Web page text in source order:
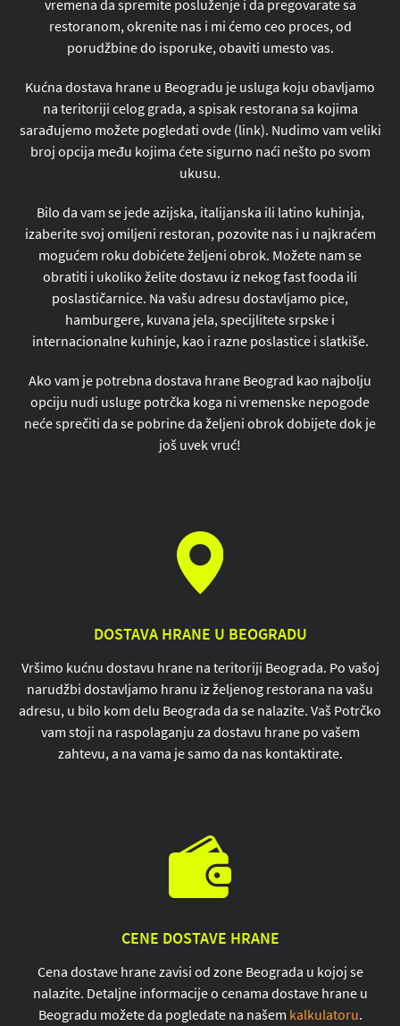
vremena da spremite posluženje i da pregovarate sa
restoranom, okrenite nas i mi ćemo ceo proces, od
porudžbine do isporuke, obaviti umesto vas.
Kućna dostava hrane u Beogradu je usluga koju obavljamo
na teritoriji celog grada, a spisak restorana sa kojima
sarađujemo možete pogledati ovde (link). Nudimo vam veliki
broj opcija među kojima ćete sigurno naći nešto po svom
ukusu.
Bilo da vam se jede azijska, italijanska ili latino kuhinja,
izaberite svoj omiljeni restoran, pozovite nas i u najkraćem
mogućem roku dobićete željeni obrok. Možete nam se
obratiti i ukoliko želite dostavu iz nekog fast fooda ili
poslastičarnice. Na vašu adresu dostavljamo pice,
hamburgere, kuvana jela, specijlitete srpske i
internacionalne kuhinje, kao i razne poslastice i slatkiše.
Ako vam je potrebna dostava hrane Beograd kao najbolju
opciju nudi usluge potrčka koga ni vremenske nepogode
neće sprečiti da se pobrine da željeni obrok dobijete dok je
još uvek vruć!
DOSTAVA HRANE U BEOGRADU
Vršimo kućnu dostavu hrane na teritoriji Beograda. Po vašoj
narudžbi dostavljamo hranu iz željenog restorana na vašu
adresu, u bilo kom delu Beograda da se nalazite. Vaš Potrčko
vam stoji na raspolaganju za dostavu hrane po vašem
zahtevu, a na vama je samo da nas kontaktirate.
CENE DOSTAVE HRANE
Cena dostave hrane zavisi od zone Beograda u kojoj se
nalazite. Detaljne informacije o cenama dostave hrane u
Beogradu možete da pogledate na našem kalkulatoru.